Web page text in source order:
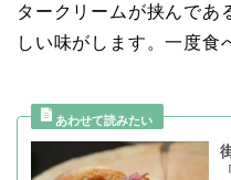
タークリームが挟んであ
しい味がします。一度食